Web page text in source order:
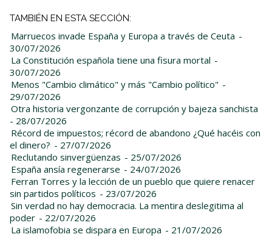
TAMBIÉN EN ESTA SECCIÓN:
Marruecos invade España y Europa a través de Ceuta -
30/07/2026
La Constitución española tiene una fisura mortal -
30/07/2026
Menos "Cambio climático" y más "Cambio político" -
29/07/2026
Otra historia vergonzante de corrupción y bajeza sanchista
- 28/07/2026
Récord de impuestos; récord de abandono ¿Qué hacéis con
el dinero? - 27/07/2026
Reclutando sinvergüenzas - 25/07/2026
España ansía regenerarse - 24/07/2026
Ferran Torres y la lección de un pueblo que quiere renacer
sin partidos políticos - 23/07/2026
Sin verdad no hay democracia. La mentira deslegitima al
poder - 22/07/2026
La islamofobia se dispara en Europa - 21/07/2026